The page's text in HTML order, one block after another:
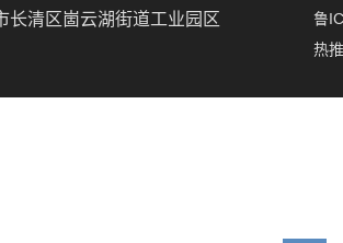
长清区崮云湖街道工业园区
鲁
热